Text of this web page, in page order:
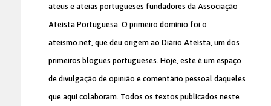
ateus e ateias portugueses fundadores da Associação
Ateísta Portuguesa. O primeiro domínio foi o
ateismo.net, que deu origem ao Diário Ateísta, um dos
primeiros blogues portugueses. Hoje, este é um espaço
de divulgação de opinião e comentário pessoal daqueles
que aqui colaboram. Todos os textos publicados neste